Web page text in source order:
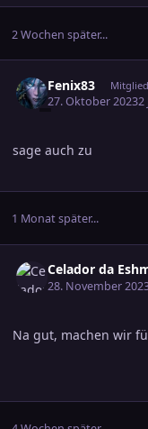
2 Wochen später...
Fenix83
27. Oktober 20232
sage auch zu
1 Monat später...
Celador da
28. November
Na gut, machen wir